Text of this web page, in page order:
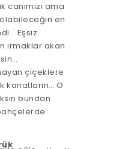
canımızı ama
en
Eşsiz
ırmaklar akan
çiçeklere
kanatların… O
bundan